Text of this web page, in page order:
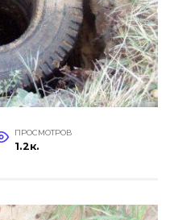
ПРОСМОТРОВ
1.2к.